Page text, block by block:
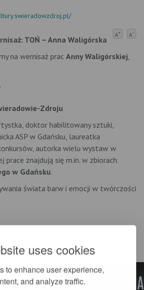
uses cookies
to enhance user experience,
and analyze traffic.
A+ A-
TOŃ – Anna Waligórska
na wernisaż prac Anny Waligórskiej
Zdroju
doktor habilitowany sztuki,
ASP w Gdańsku, laureatka
autorka wielu wystaw w
prace znajdują się m.in. w zbiorach
w Gdańsku.
świata barw i emocji w twórczości